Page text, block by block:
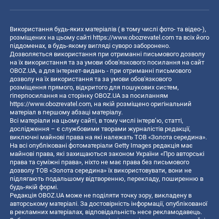
Використання будь-яких матеріалів ( в тому числі фото- та відео-),
розміщених на цьому сайті https://www.obozrevatel.com та всіх його
піддоменах, в будь-якому вигляді суворо заборонено.
Дозволяється використання при отриманні письмового дозволу
на їх використання та за умови обов'язкового посилання на сайт
OBOZ.UA, а для інтернет-видань - при отриманні письмового
дозволу на їх використання та за умови обов'язкового
розміщення прямого, відкритого для пошукових систем,
гіперпосилання на сторінку OBOZ.UA за посиланням
https://www.obozrevatel.com, на якій розміщено оригінальний
матеріал в першому абзаці матеріалу.
Всі матеріали на цьому сайті, в тому числі інтерв’ю, статті,
дослідження – є службовими творами журналістів редакції,
виключні майнові права на які належать ТОВ «Золота середина».
На всі опубліковані фотоматеріали Getty Images редакція має
майнові права, які захищаються законом України «Про авторські
права та суміжні права», ніхто не має права без письмового
дозволу ТОВ «Золота середина» їх використовувати, вони не
підлягають подальшому відтворенню, перекладу, поширенню в
будь-якій формі.
Редакція OBOZ.UA може не поділяти точку зору, викладену в
авторському матеріалі. За достовірність інформації, опублікованої
в рекламних матеріалах, відповідальність несе рекламодавець.